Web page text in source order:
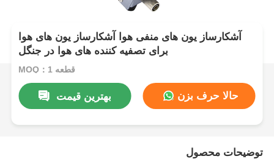
آشکارساز یون های منفی هوا آشکارساز یون های هوا
برای تصفیه کننده های هوا در جنگل
MOQ：1 قطعه
بهترین قیمت حالا حرف بزن
توضیحات محصول